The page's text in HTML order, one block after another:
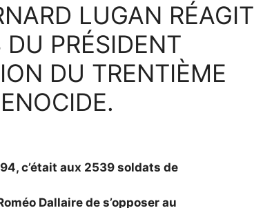
LUGAN RÉAGIT
PRÉSIDENT
DU TRENTIÈME
c’était aux 2539 soldats de
Dallaire de s’opposer au